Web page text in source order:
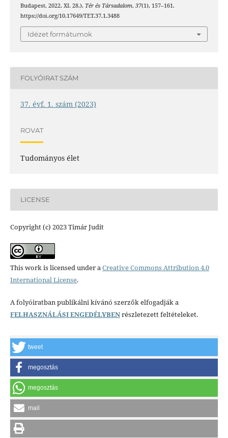
Budapest, 2022. XI. 28.). Tér és Társadalom, 37(1), 157–161.
https://doi.org/10.17649/TET.37.1.3488
Idézet formátumok
FOLYÓIRAT SZÁM
37. évf. 1. szám (2023)
ROVAT
Tudományos élet
LICENSE
Copyright (c) 2023 Timár Judit
This work is licensed under aCreative Commons Attribution 4.0
International License.
A folyóiratban publikálni kívánó szerzők elfogadják a
FELHASZNÁLÁSI ENGEDÉLYBENrészletezett feltételeket.
tweet
megosztás
megosztás
mail